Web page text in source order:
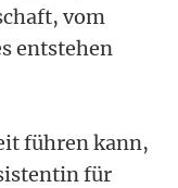
vom
entstehen
führen kann,
für